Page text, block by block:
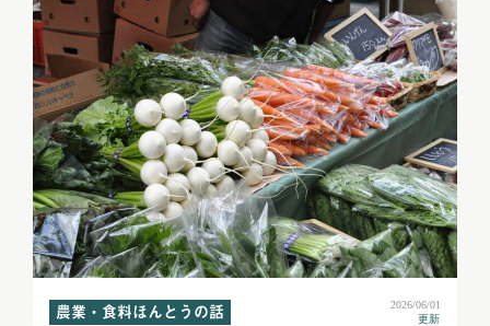
農業・食料ほんとうの話
2026/06/01
更新